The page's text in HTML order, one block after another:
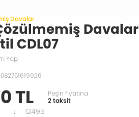
Davalar
Davalar
CDL07
Yap
TL
Peşin fiyatına
2 taksit
: 12495